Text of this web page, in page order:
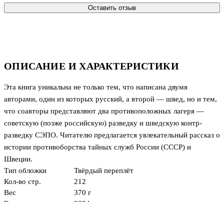
ОПИСАНИЕ И ХАРАКТЕРИСТИКИ
Эта книга уникальна не только тем, что написана двумя
авторами, один из которых русский, а второй — швед, но и тем,
что соавторы представляют два противоположных лагеря —
советскую (позже российскую) разведку и шведскую контр-
разведку СЭПО. Читателю предлагается увлекательный рассказ о
истории противоборства тайных служб России (СССР) и
Швеции.
Тип обложки
Твёрдый переплёт
Кол-во стр.
212
Вес
370 г
Оставить отзыв